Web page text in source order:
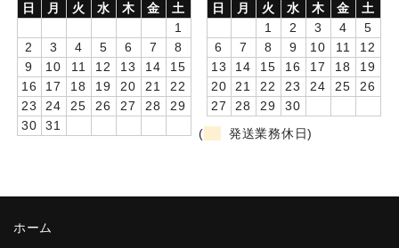
卒業記念品
音声入りフォトフレームクロック(集合)
音声入りフォトフレームクロック(校歌)
日
月 火 水 木 金
土
1
2
3 4 5 6 7
8
9
10 11 12 13 14
15
16
17 18 19 20 21
22
23
24 25 26 27 28
29
30
31
日
月 火 水 木 金
土
1
2 3 4
5
6
7 8 9 10 11
12
13
14 15 16 17 18
19
20
21 22 23 24 25
26
27
28 29
30
(
発送業務休日)
ホーム